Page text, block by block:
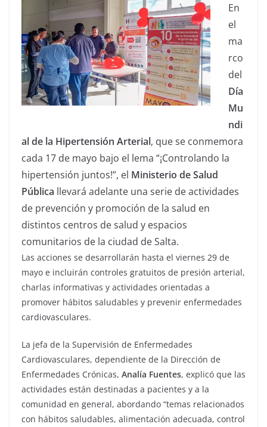
En
el
ma
rco
del
Día
Mu
ndi
al de la Hipertensión Arterial, que se conmemora
cada 17 de mayo bajo el lema “¡Controlando la
hipertensión juntos!”, el Ministerio de Salud
Pública llevará adelante una serie de actividades
de prevención y promoción de la salud en
distintos centros de salud y espacios
comunitarios de la ciudad de Salta.
Las acciones se desarrollarán hasta el viernes 29 de
mayo e incluirán controles gratuitos de presión arterial,
charlas informativas y actividades orientadas a
promover hábitos saludables y prevenir enfermedades
cardiovasculares.
La jefa de la Supervisión de Enfermedades
Cardiovasculares, dependiente de la Dirección de
Enfermedades Crónicas, Analía Fuentes, explicó que las
actividades están destinadas a pacientes y a la
comunidad en general, abordando “temas relacionados
con hábitos saludables, alimentación adecuada, control